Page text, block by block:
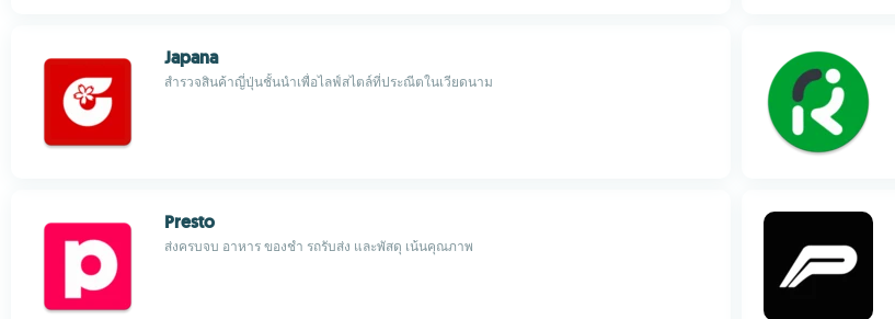
Japana
สำรวจสินค้าญี่ปุ่นชั้นนำเพื่อไลฟ์สไตล์ที่ประณีตในเวียดนาม
Presto
ส่งครบจบ อาหาร ของชำ รถรับส่ง และพัสดุ เน้นคุณภาพ